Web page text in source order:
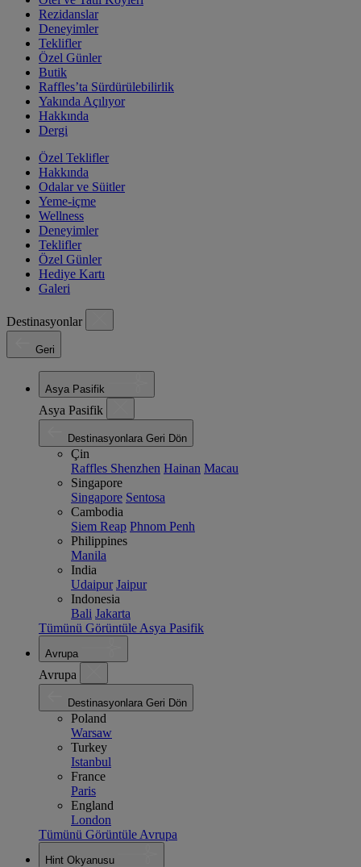
Rezidanslar
Deneyimler
Teklifler
Özel Günler
Butik
Raffles’ta Sürdürülebilirlik
Yakında Açılıyor
Hakkında
Dergi
Özel Teklifler
Hakkında
Odalar ve Süitler
Yeme-içme
Wellness
Deneyimler
Teklifler
Özel Günler
Hediye Kartı
Galeri
Destinasyonlar
Geri
Asya Pasifik
Asya Pasifik
Destinasyonlara Geri Dön
Çin
Raffles Shenzhen Hainan Macau
Singapore
Singapore Sentosa
Cambodia
Siem Reap Phnom Penh
Philippines
Manila
India
Udaipur Jaipur
Indonesia
Bali Jakarta
Tümünü Görüntüle Asya Pasifik
Avrupa
Avrupa
Destinasyonlara Geri Dön
Poland
Warsaw
Turkey
Istanbul
France
Paris
England
London
Tümünü Görüntüle Avrupa
Hint Okyanusu